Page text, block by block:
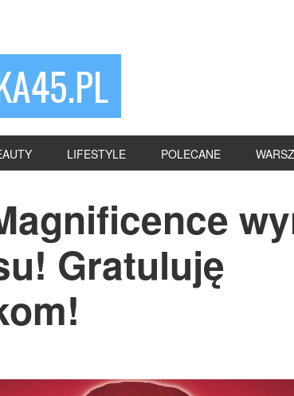
LIFESTYLE POLECANE
Gratuluję